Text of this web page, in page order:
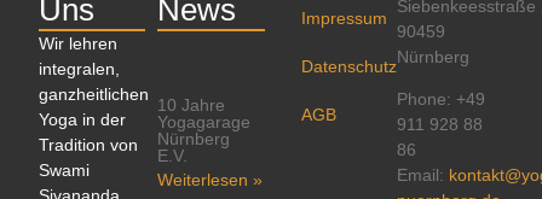
Uns
Wir lehren
integralen,
ganzheitlichen
Yoga in der
Tradition von
Swami
Sivananda
News
10 Jahre
Yogagarage
Nürnberg
E.V.
Weiterlesen »
Impressum
Datenschutz
AGB
Siebenkeesstraße
90459
Nürnberg
Phone: +49
911 928 88
86
Email: